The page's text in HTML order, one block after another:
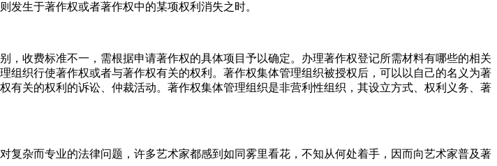
生于著作权或者著作权中的某项权利消失之时。
收费标准不一，需根据申请著作权的具体项目予以确定。办理著作权登记所需材料有哪些的相关
织行使著作权或者与著作权有关的权利。著作权集体管理组织被授权后，可以以自己的名义为著
关的权利的诉讼、仲裁活动。著作权集体管理组织是非营利性组织，其设立方式、权利义务、著
杂而专业的法律问题，许多艺术家都感到如同雾里看花，不知从何处着手，因而向艺术家普及著